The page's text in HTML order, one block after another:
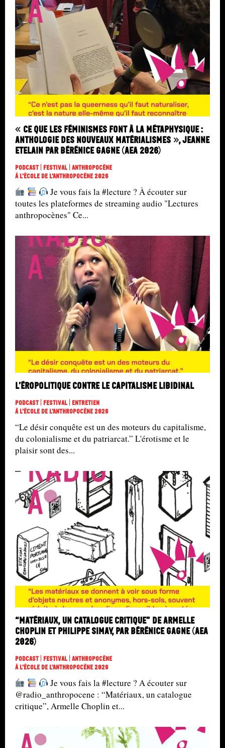
« Ce que les féminismes font à la métaphysique :
anthologie des nouveaux matérialismes », Jeanne
Etelain par Bérénice Gagne (AEA 2026)
Podcast | Festival | Anthropocène
À L'école De L'Anthropocène 2026
Je vous fais la #lecture ? À écouter sur
toutes les plateformes de streaming audio "Lectures
anthropocènes" Ce...
L’éropolitique contre le capitalisme libidinal
Podcast | Festival | Entretien
À L'école De L'Anthropocène 2026
“Le désir conquête est un des moteurs du capitalisme,
du colonialisme et du patriarcat.” L'érotisme et le
plaisir sont des...
“Matériaux, un catalogue critique” de Armelle
Choplin et Philippe Simay, par Bérénice Gagne (AEA
2026)
Podcast | Festival | Anthropocène
À L'école De L'Anthropocène 2026
Je vous fais la #lecture ? A écouter sur
@radio_anthropocene : “Matériaux, un catalogue
critique”, Armelle Choplin et...